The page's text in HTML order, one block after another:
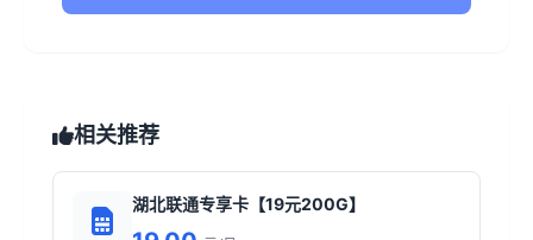
相关推荐
湖北联通专享卡【19元200G】